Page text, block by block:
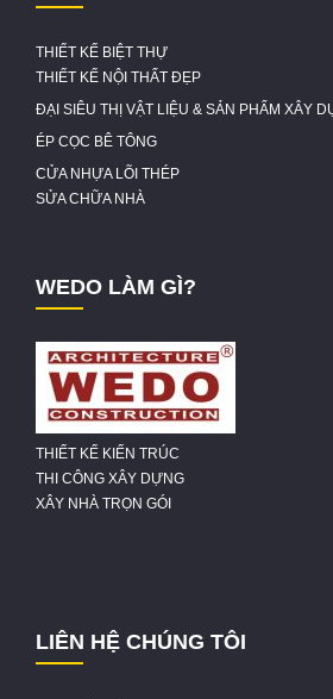
THIẾT KẾ BIỆT THỰ
THIẾT KẾ NỘI THẤT ĐẸP
ĐẠI SIÊU THỊ VẬT LIỆU & SẢN PHẨM XÂY
ÉP CỌC BÊ TÔNG
CỬA NHỰA LÕI THÉP
SỬA CHỮA NHÀ
WEDO LÀM GÌ?
THIẾT KẾ KIẾN TRÚC
THI CÔNG XÂY DỰNG
XÂY NHÀ TRỌN GÓI
LIÊN HỆ CHÚNG TÔI